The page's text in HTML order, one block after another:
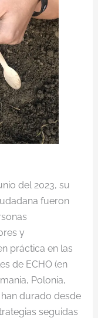
del 2023, su
fueron
y
práctica en las
de ECHO (en
Polonia,
han durado desde
seguidas